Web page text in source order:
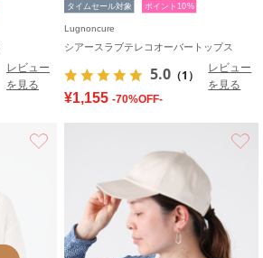
レビュー
を見る
タイムセール対象 ポイント10%
Lugnoncure
シアースラブテレコオーバートップス
5.0 （1）
レビュー
を見る
¥1,155 -70%OFF-